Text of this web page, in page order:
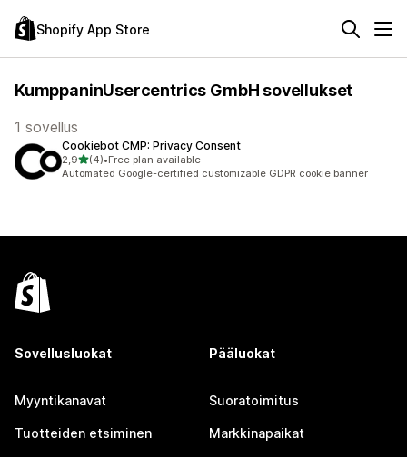
Shopify App Store
KumppaninUsercentrics GmbH sovellukset
1 sovellus
Cookiebot CMP: Privacy Consent
2,9/ 5 tähteä
(4)
4 arvostelua yhteensä
•Free plan available
Automated Google-certified customizable GDPR cookie banner
Sovellusluokat
Myyntikanavat
Tuotteiden etsiminen
Pääluokat
Suoratoimitus
Markkinapaikat